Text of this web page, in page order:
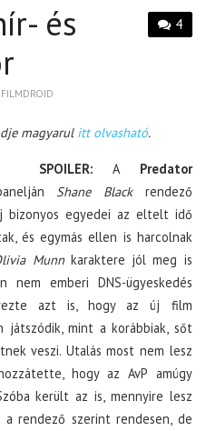
4
és
FILMDROID
magyarul itt olvasható.
SPOILER: A Predator
Shane Blackrendező
bizonyos egyedei az eltelt idő
és egymás ellen is harcolnak
Munnkaraktere jól meg is
nem emberi DNS-ügyeskedés
azt is, hogy az új film
játszódik, mint a korábbiak, sőt
veszi. Utalás most nem lesz
hogy az AvP amúgy
került az is, mennyire lesz
rendező szerint rendesen, de